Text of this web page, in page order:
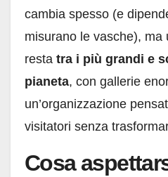
cambia spesso (e
misurano le vasche), ma
resta tra i più grandi e
pianeta, con gallerie
un’organizzazione
visitatori senza
Cosa